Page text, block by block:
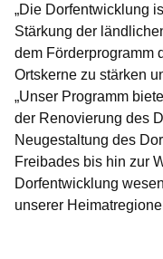
„Die Dorfentwicklung
Stärkung der
dem Förderprogramm
Ortskerne zu stärken
„Unser Programm
der Renovierung des
Neugestaltung des
Freibades bis hin zur
Dorfentwicklung
unserer